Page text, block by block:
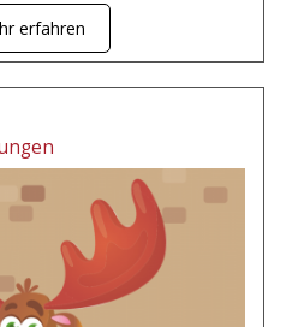
erfahren